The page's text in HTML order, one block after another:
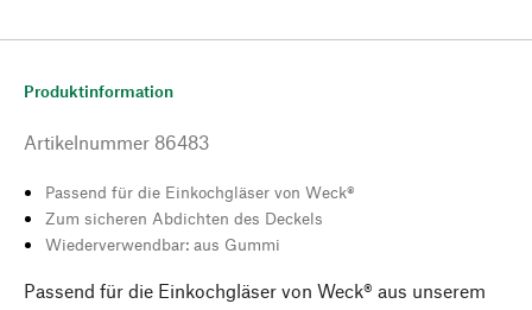
Produktinformation
Artikelnummer 86483
Passend für die Einkochgläser von Weck®
Zum sicheren Abdichten des Deckels
Wiederverwendbar: aus Gummi
Passend für die Einkochgläser von Weck® aus unserem